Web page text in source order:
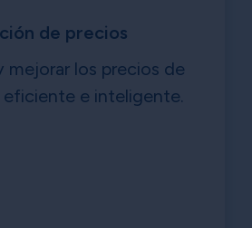
de precios
mejorar los precios de
eficiente e inteligente.